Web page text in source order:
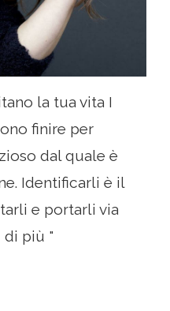
la tua vita I
finire per
dal quale è
Identificarli è il
e portarli via
di più "